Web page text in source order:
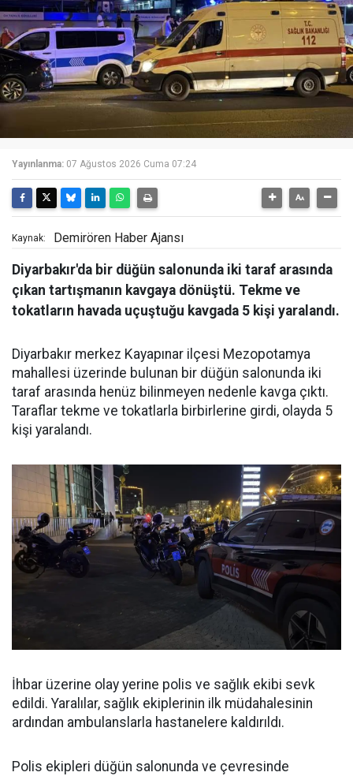
Yayınlanma: 07 Ağustos 2026 Cuma 07:24
Kaynak: Demirören Haber Ajansı
Diyarbakır'da bir düğün salonunda iki taraf arasında
çıkan tartışmanın kavgaya dönüştü. Tekme ve
tokatların havada uçuştuğu kavgada 5 kişi yaralandı.
Diyarbakır merkez Kayapınar ilçesi Mezopotamya
mahallesi üzerinde bulunan bir düğün salonunda iki
taraf arasında henüz bilinmeyen nedenle kavga çıktı.
Taraflar tekme ve tokatlarla birbirlerine girdi, olayda 5
kişi yaralandı.
İhbar üzerine olay yerine polis ve sağlık ekibi sevk
edildi. Yaralılar, sağlık ekiplerinin ilk müdahalesinin
ardından ambulanslarla hastanelere kaldırıldı.
Polis ekipleri düğün salonunda ve çevresinde